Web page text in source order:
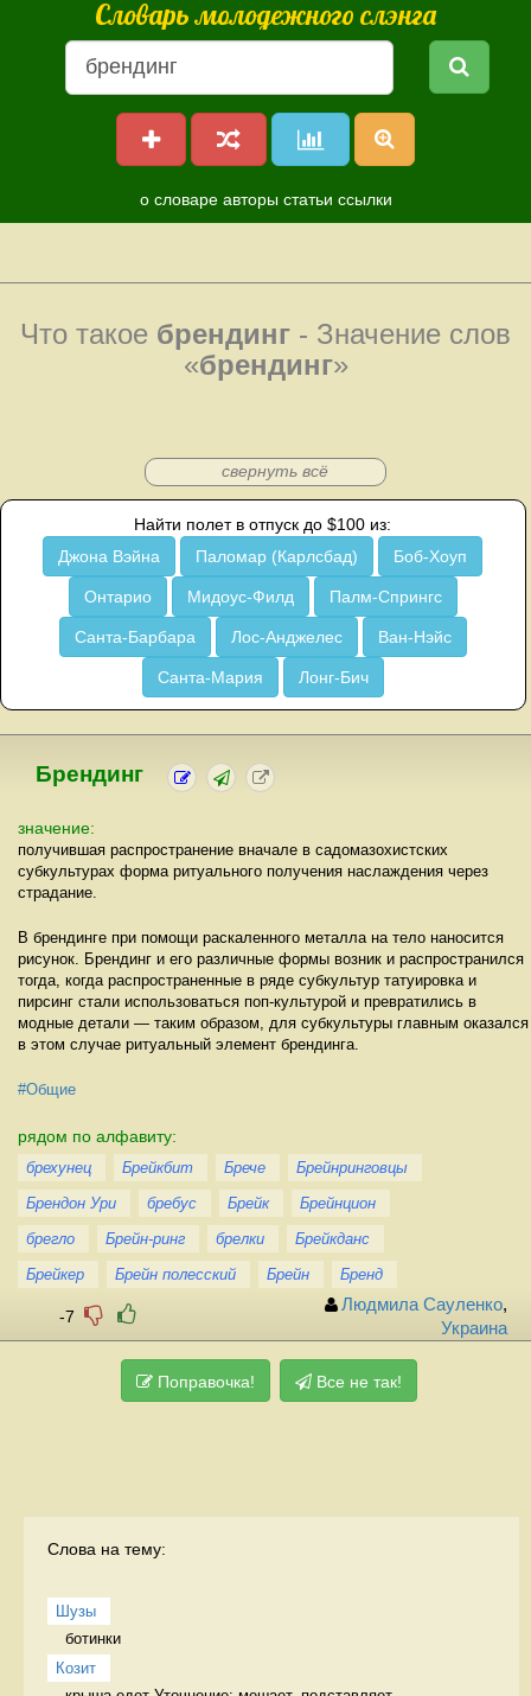
Словарь молодежного слэнга
о словаре авторы статьи ссылки
Что такое брендинг - Значение слов
«брендинг»
свернуть всё
Найти полет в отпуск до $100 из:
Джона Вэйна
Паломар (Карлсбад) Боб-Хоуп
Онтарио Мидоус-Филд Палм-Спрингс
Санта-Барбара Лос-Анджелес Ван-Нэйс
Санта-Мария Лонг-Бич
Брендинг
значение:
получившая распространение вначале в садомазохистских
субкультурах форма ритуального получения наслаждения через
страдание.
В брендинге при помощи раскаленного металла на тело наносится
рисунок. Брендинг и его различные формы возник и распространился
тогда, когда распространенные в ряде субкультур татуировка и
пирсинг стали использоваться поп-культурой и превратились в
модные детали — таким образом, для субкультуры главным оказался
в этом случае ритуальный элемент брендинга.
#Общие
рядом по алфавиту:
брехунец Брейкбит Брече
Брейнринговцы
Брендон Ури
бребус Брейк
Брейнцион
брегло
Брейн-ринг брелки
Брейкданс
Брейкер
Брейн полесский Брейн Бренд
-7
Людмила Сауленко,
Украина
Поправочка! Все не так!
Слова на тему:
Шузы
ботинки
Козит